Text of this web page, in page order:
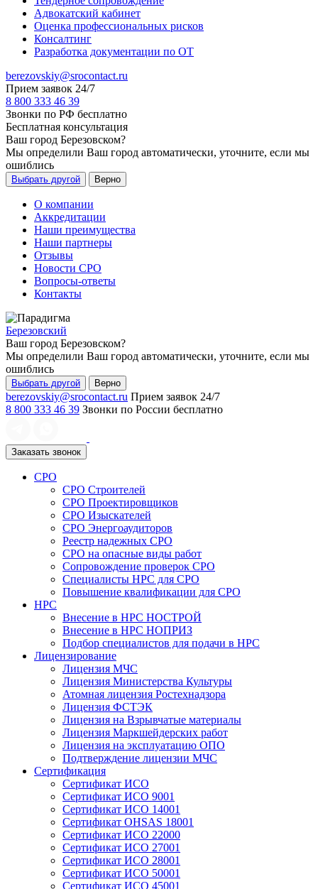
Адвокатский кабинет
Оценка профессиональных рисков
Консалтинг
Разработка документации по ОТ
berezovskiy@srocontact.ru
Прием заявок 24/7
8 800 333 46 39
Звонки по РФ бесплатно
Бесплатная консультация
Ваш город Березовском?
Мы определили Ваш город автоматически, уточните, если мы
ошиблись
Выбрать другой Верно
О компании
Аккредитации
Наши преимущества
Наши партнеры
Отзывы
Новости СРО
Вопросы-ответы
Контакты
Березовский
Ваш город Березовском?
Мы определили Ваш город автоматически, уточните, если мы
ошиблись
Выбрать другой Верно
berezovskiy@srocontact.ru Прием заявок 24/7
8 800 333 46 39 Звонки по России бесплатно
Заказать звонок
СРО
СРО Строителей
СРО Проектировщиков
СРО Изыскателей
СРО Энергоаудиторов
Реестр надежных СРО
СРО на опасные виды работ
Сопровождение проверок СРО
Специалисты НРС для СРО
Повышение квалификации для СРО
НРС
Внесение в НРС НОСТРОЙ
Внесение в НРС НОПРИЗ
Подбор специалистов для подачи в НРС
Лицензирование
Лицензия МЧС
Лицензия Министерства Культуры
Атомная лицензия Ростехнадзора
Лицензия ФСТЭК
Лицензия на Взрывчатые материалы
Лицензия Маркшейдерских работ
Лицензия на эксплуатацию ОПО
Подтверждение лицензии МЧС
Сертификация
Сертификат ИСО
Сертификат ИСО 9001
Сертификат ИСО 14001
Сертификат OHSAS 18001
Сертификат ИСО 22000
Сертификат ИСО 27001
Сертификат ИСО 28001
Сертификат ИСО 50001
Сертификат ИСО 45001